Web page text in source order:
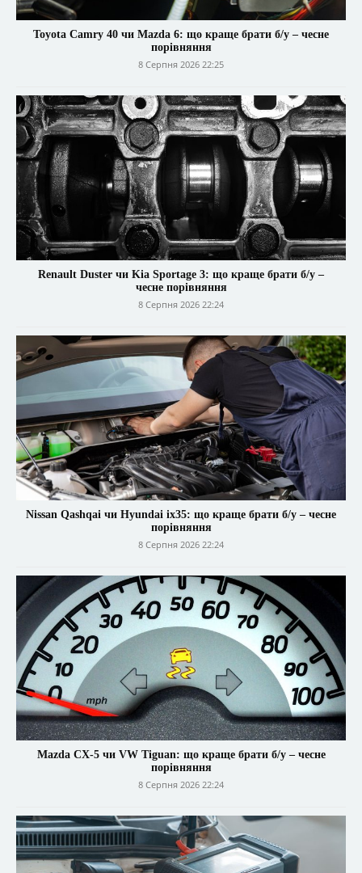
Toyota Camry 40 чи Mazda 6: що краще брати б/у – чесне
порівняння
8 Серпня 2026 22:25
Renault Duster чи Kia Sportage 3: що краще брати б/у –
чесне порівняння
8 Серпня 2026 22:24
Nissan Qashqai чи Hyundai ix35: що краще брати б/у – чесне
порівняння
8 Серпня 2026 22:24
Mazda CX-5 чи VW Tiguan: що краще брати б/у – чесне
порівняння
8 Серпня 2026 22:24